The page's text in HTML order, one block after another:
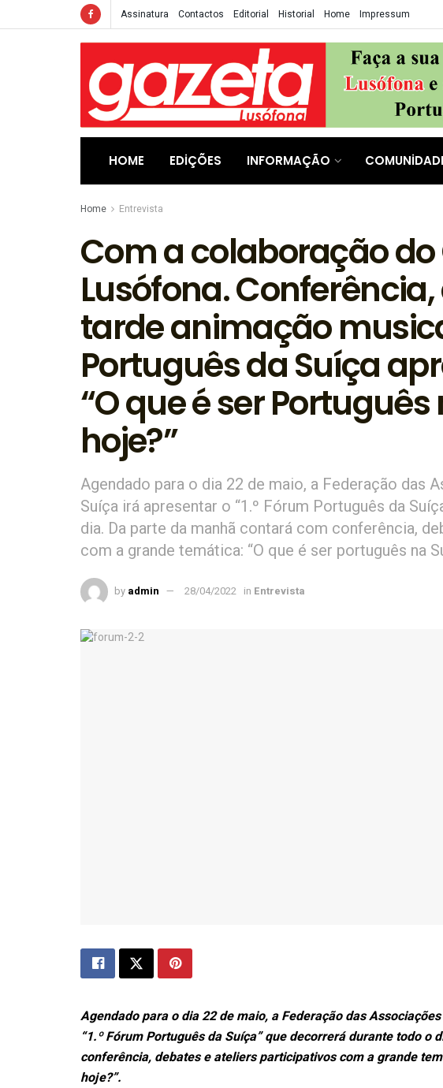
Assinatura Contactos Editorial Historial Home Impressum
HOME EDIÇÕES INFORMAÇÃO
Home Entrevista
Com a colaboração do
Lusófona.
tarde animação
Português da Suíça
“O que é ser
hoje?”
Agendado para o dia 22 de maio, a Federação das
Suíça irá apresentar o “1.º Fórum Português da
dia. Da parte da manhã contará com conferência,
com a grande temática: “O que é ser português na
by admin 28/04/2022 in Entrevista
Agendado para o dia 22 de maio, a Federação das
“1.º Fórum Português da Suíça” que decorrerá durante todo o
conferência, debates e ateliers participativos com a grande
hoje?”.